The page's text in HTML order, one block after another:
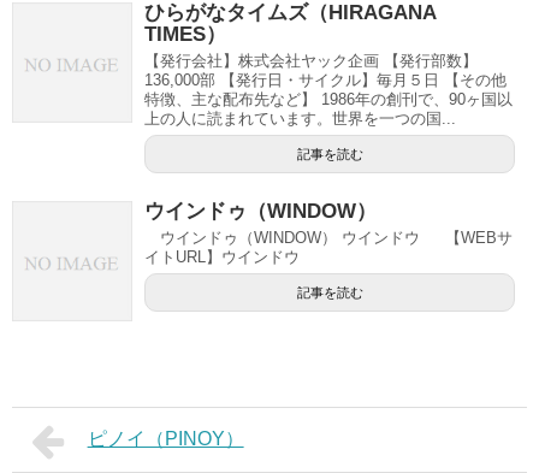
ひらがなタイムズ（HIRAGANA
TIMES）
【発行会社】株式会社ヤック企画 【発行部数】
136,000部 【発行日・サイクル】毎月５日 【その他
特徴、主な配布先など】 1986年の創刊で、90ヶ国以
上の人に読まれています。世界を一つの国...
記事を読む
ウインドゥ（WINDOW）
ウインドゥ（WINDOW） ウインドウ 【WEBサ
イトURL】ウインドウ
記事を読む
ピノイ（PINOY）